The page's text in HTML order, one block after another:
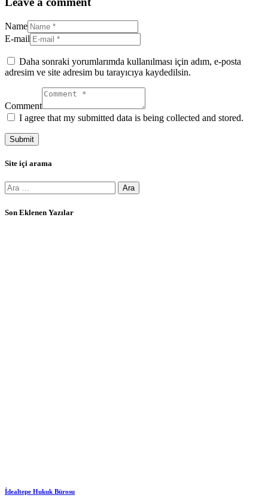
Name
E-mail
Daha sonraki yorumlarımda kullanılması için adım, e-posta
adresim ve site adresim bu tarayıcıya kaydedilsin.
Comment
I agree that my submitted data is being collected and stored.
Site içi arama
Arama:
Son Eklenen Yazılar
İdealtepe Hukuk Bürosu